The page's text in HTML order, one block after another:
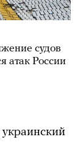
судов
атак России